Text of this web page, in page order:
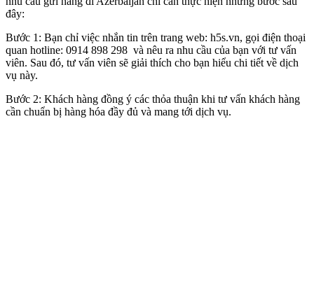
đây:
Bước 1: Bạn chỉ việc nhắn tin trên trang web: h5s.vn, gọi điện thoại
quan hotline: 0914 898 298 và nêu ra nhu cầu của bạn với tư vấn
viên. Sau đó, tư vấn viên sẽ giải thích cho bạn hiểu chi tiết về dịch
vụ này.
Bước 2: Khách hàng đồng ý các thỏa thuận khi tư vấn khách hàng
cần chuẩn bị hàng hóa đầy đủ và mang tới dịch vụ.